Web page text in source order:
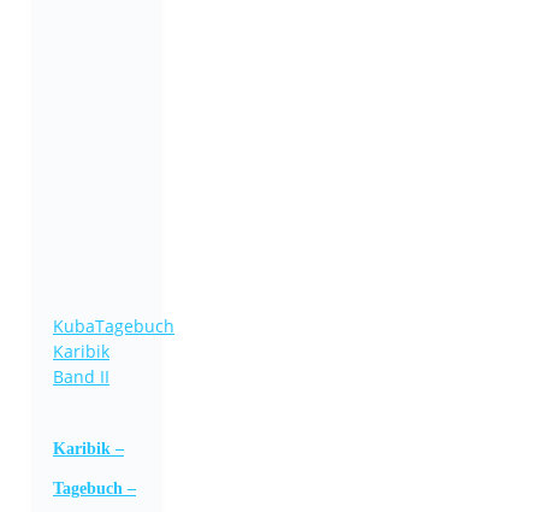
KubaTagebuch
Karibik
Band II
Karibik –
Tagebuch –